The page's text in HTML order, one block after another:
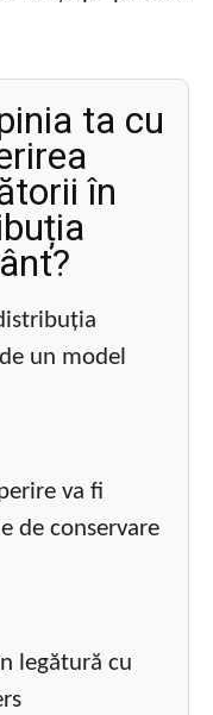
ta cu
în
un model
va fi
de conservare
legătură cu